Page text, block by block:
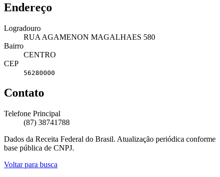
Endereço
Logradouro
RUA AGAMENON MAGALHAES 580
Bairro
CENTRO
CEP
56280000
Contato
Telefone Principal
(87) 38741788
Dados da Receita Federal do Brasil. Atualização periódica conforme
base pública de CNPJ.
Voltar para busca